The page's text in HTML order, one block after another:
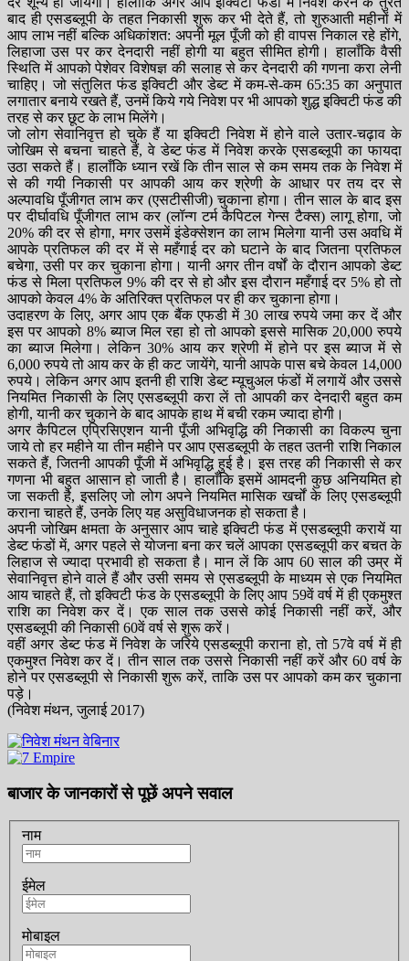
बाद ही एसडब्लूपी के तहत निकासी शुरू कर भी देते हैं, तो शुरुआती महीनों में
आप लाभ नहीं बल्कि अधिकांशत: अपनी मूल पूँजी को ही वापस निकाल रहे होंगे,
लिहाजा उस पर कर देनदारी नहीं होगी या बहुत सीमित होगी। हालाँकि वैसी
स्थिति में आपको पेशेवर विशेषज्ञ की सलाह से कर देनदारी की गणना करा लेनी
चाहिए। जो संतुलित फंड इक्विटी और डेब्ट में कम-से-कम 65:35 का अनुपात
लगातार बनाये रखते हैं, उनमें किये गये निवेश पर भी आपको शुद्ध इक्विटी फंड की
तरह से कर छूट के लाभ मिलेंगे।
जो लोग सेवानिवृत्त हो चुके हैं या इक्विटी निवेश में होने वाले उतार-चढ़ाव के
जोखिम से बचना चाहते हैं, वे डेब्ट फंड में निवेश करके एसडब्लूपी का फायदा
उठा सकते हैं। हालाँकि ध्यान रखें कि तीन साल से कम समय तक के निवेश में
से की गयी निकासी पर आपकी आय कर श्रेणी के आधार पर तय दर से
अल्पावधि पूँजीगत लाभ कर (एसटीसीजी) चुकाना होगा। तीन साल के बाद इस
पर दीर्घावधि पूँजीगत लाभ कर (लॉन्ग टर्म कैपिटल गेन्स टैक्स) लागू होगा, जो
20% की दर से होगा, मगर उसमें इंडेक्सेशन का लाभ मिलेगा यानी उस अवधि में
आपके प्रतिफल की दर में से महँगाई दर को घटाने के बाद जितना प्रतिफल
बचेगा, उसी पर कर चुकाना होगा। यानी अगर तीन वर्षों के दौरान आपको डेब्ट
फंड से मिला प्रतिफल 9% की दर से हो और इस दौरान महँगाई दर 5% हो तो
आपको केवल 4% के अतिरिक्त प्रतिफल पर ही कर चुकाना होगा।
उदाहरण के लिए, अगर आप एक बैंक एफडी में 30 लाख रुपये जमा कर दें और
इस पर आपको 8% ब्याज मिल रहा हो तो आपको इससे मासिक 20,000 रुपये
का ब्याज मिलेगा। लेकिन 30% आय कर श्रेणी में होने पर इस ब्याज में से
6,000 रुपये तो आय कर के ही कट जायेंगे, यानी आपके पास बचे केवल 14,000
रुपये। लेकिन अगर आप इतनी ही राशि डेब्ट म्यूचुअल फंडों में लगायें और उससे
नियमित निकासी के लिए एसडब्लूपी करा लें तो आपकी कर देनदारी बहुत कम
होगी, यानी कर चुकाने के बाद आपके हाथ में बची रकम ज्यादा होगी।
अगर कैपिटल एप्रिसिएशन यानी पूँजी अभिवृद्धि की निकासी का विकल्प चुना
जाये तो हर महीने या तीन महीने पर आप एसडब्लूपी के तहत उतनी राशि निकाल
सकते हैं, जितनी आपकी पूँजी में अभिवृद्धि हुई है। इस तरह की निकासी से कर
गणना भी बहुत आसान हो जाती है। हालाँकि इसमें आमदनी कुछ अनियमित हो
जा सकती है, इसलिए जो लोग अपने नियमित मासिक खर्चों के लिए एसडब्लूपी
कराना चाहते हैं, उनके लिए यह असुविधाजनक हो सकता है।
अपनी जोखिम क्षमता के अनुसार आप चाहे इक्विटी फंड में एसडब्लूपी करायें या
डेब्ट फंडों में, अगर पहले से योजना बना कर चलें आपका एसडब्लूपी कर बचत के
लिहाज से ज्यादा प्रभावी हो सकता है। मान लें कि आप 60 साल की उम्र में
सेवानिवृत्त होने वाले हैं और उसी समय से एसडब्लूपी के माध्यम से एक नियमित
आय चाहते हैं, तो इक्विटी फंड के एसडब्लूपी के लिए आप 59वें वर्ष में ही एकमुश्त
राशि का निवेश कर दें। एक साल तक उससे कोई निकासी नहीं करें, और
एसडब्लूपी की निकासी 60वें वर्ष से शुरू करें।
वहीं अगर डेब्ट फंड में निवेश के जरिये एसडब्लूपी कराना हो, तो 57वे वर्ष में ही
एकमुश्त निवेश कर दें। तीन साल तक उससे निकासी नहीं करें और 60 वर्ष के
होने पर एसडब्लूपी से निकासी शुरू करें, ताकि उस पर आपको कम कर चुकाना
पड़े।
(निवेश मंथन, जुलाई 2017)
बाजार के जानकारों से पूछें अपने सवाल
नाम
ईमेल
मोबाइल